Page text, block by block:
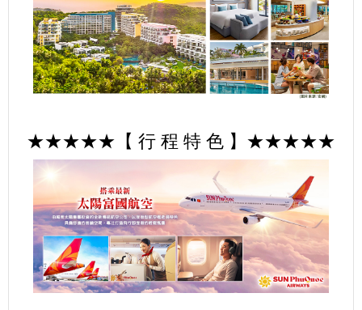
★★★★★【 行 程 特 色 】★★★★★